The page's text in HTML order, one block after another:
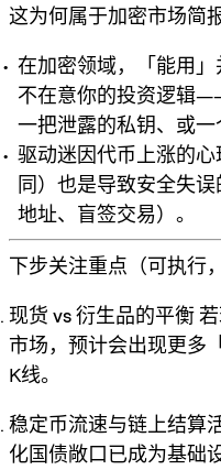
这为何属于加密市场简
在加密领域，「能用
不在意你的投资逻辑
一把泄露的私钥、或一
驱动迷因代币上涨的
同）也是导致安全失
地址、盲签交易）。
下步关注重点（可执行
现货 vs 衍生品的平衡
市场，预计会出现更多
K线。
稳定币流速与链上结算
化国债敞口已成为基础